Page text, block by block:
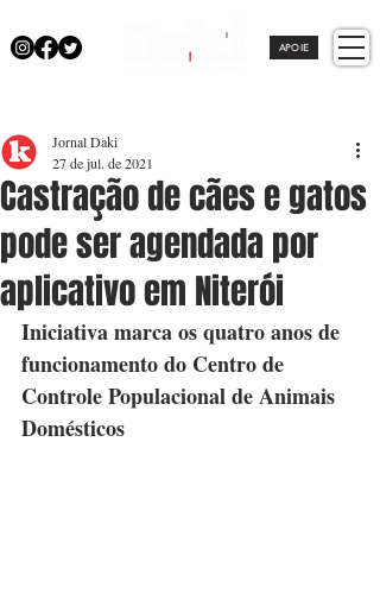
APOIE
Castração de cães e gatos
pode ser agendada por
aplicativo em Niterói
Jornal Daki
27 de jul. de 2021
Iniciativa marca os quatro anos de
funcionamento do Centro de
Controle Populacional de Animais
Domésticos